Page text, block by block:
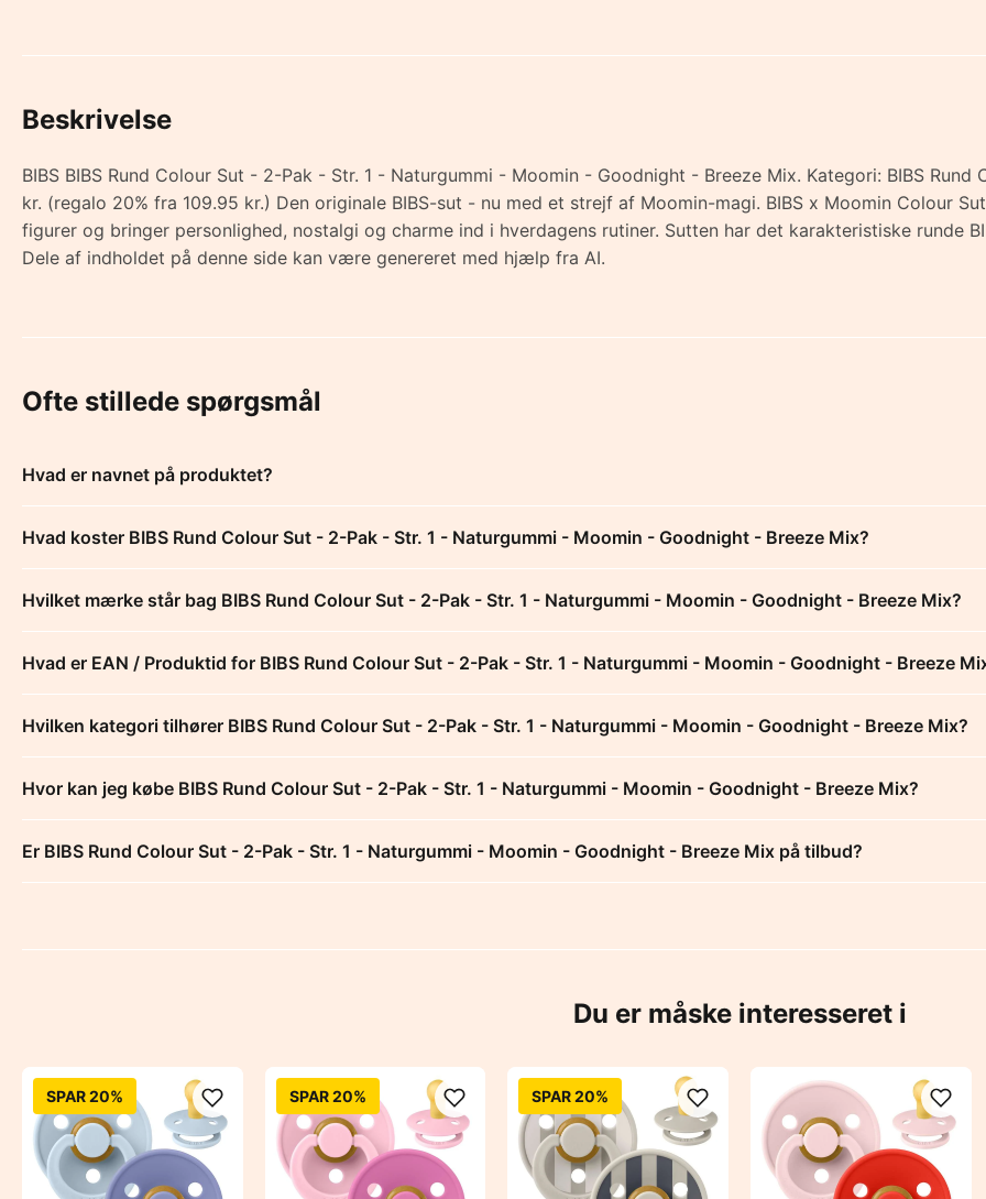
Beskrivelse
BIBS BIBS Rund Colour Sut - 2-Pak - Str. 1 - Naturgummi - Moomin - Goodnight - Breeze Mix. Kategori: BIBS
kr. (regalo 20% fra 109.95 kr.) Den originale BIBS-sut - nu med et strejf af Moomin-magi. BIBS x Moomin Colour
figurer og bringer personlighed, nostalgi og charme ind i hverdagens rutiner. Sutten har det karakteristiske runde
Dele af indholdet på denne side kan være genereret med hjælp fra AI.
Ofte stillede spørgsmål
Hvad er navnet på produktet?
Hvad koster BIBS Rund Colour Sut - 2-Pak - Str. 1 - Naturgummi - Moomin - Goodnight - Breeze Mix?
Hvilket mærke står bag BIBS Rund Colour Sut - 2-Pak - Str. 1 - Naturgummi - Moomin - Goodnight - Breeze Mix?
Hvad er EAN / Produktid for BIBS Rund Colour Sut - 2-Pak - Str. 1 - Naturgummi - Moomin - Goodnight - Breeze
Hvilken kategori tilhører BIBS Rund Colour Sut - 2-Pak - Str. 1 - Naturgummi - Moomin - Goodnight - Breeze Mix?
Hvor kan jeg købe BIBS Rund Colour Sut - 2-Pak - Str. 1 - Naturgummi - Moomin - Goodnight - Breeze Mix?
Er BIBS Rund Colour Sut - 2-Pak - Str. 1 - Naturgummi - Moomin - Goodnight - Breeze Mix på tilbud?
Du er måske interesseret i
SPAR 20% SPAR 20% SPAR 20%